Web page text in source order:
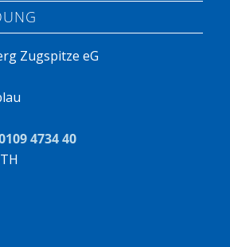
Zugspitze eG
4734 40